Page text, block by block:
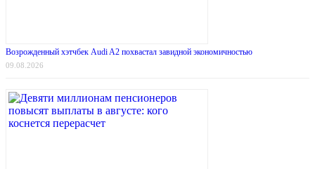
Возрожденный хэтчбек Audi A2 похвастал завидной экономичностью
09.08.2026